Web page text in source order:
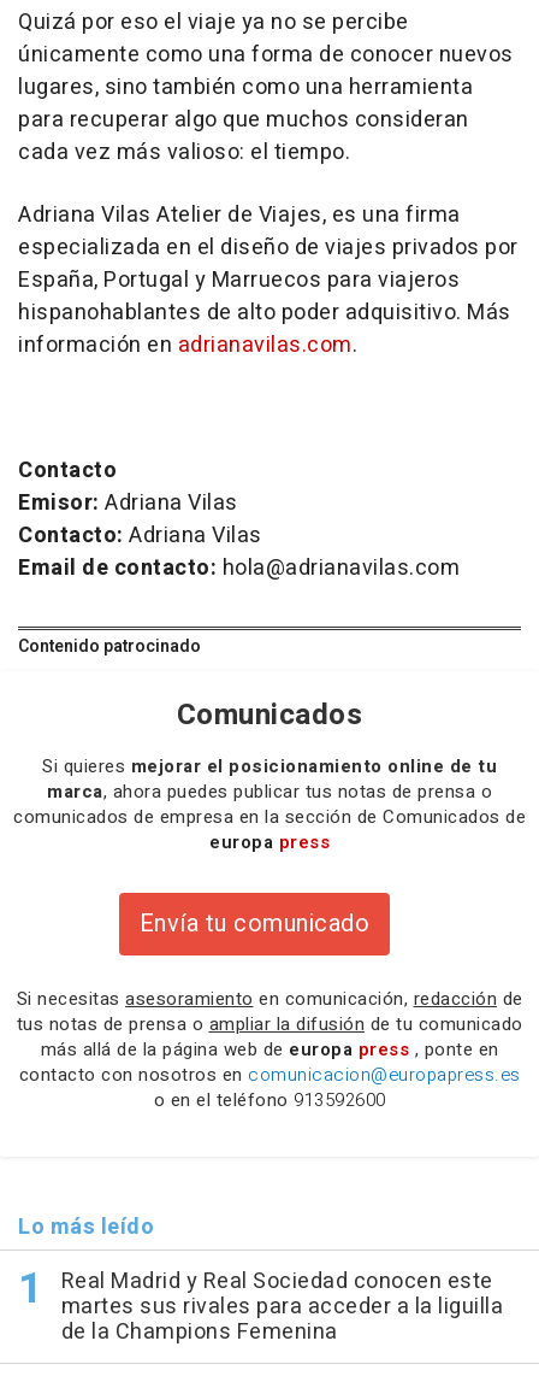
Quizá por eso el viaje ya no se percibe
únicamente como una forma de conocer nuevos
lugares, sino también como una herramienta
para recuperar algo que muchos consideran
cada vez más valioso: el tiempo.
Adriana Vilas Atelier de Viajes, es una firma
especializada en el diseño de viajes privados por
España, Portugal y Marruecos para viajeros
hispanohablantes de alto poder adquisitivo. Más
información en adrianavilas.com.
Contacto
Emisor: Adriana Vilas
Contacto: Adriana Vilas
Email de contacto: hola@adrianavilas.com
Contenido patrocinado
Comunicados
Si quieres mejorar el posicionamiento online de tu
marca, ahora puedes publicar tus notas de prensa o
comunicados de empresa en la sección de Comunicados de
europa press
Envía tu comunicado
Si necesitas asesoramiento en comunicación, redacción de
tus notas de prensa o ampliar la difusión de tu comunicado
más allá de la página web de europa press , ponte en
contacto con nosotros en comunicacion@europapress.es
o en el teléfono 913592600
Lo más leído
Real Madrid y Real Sociedad conocen este
martes sus rivales para acceder a la liguilla
de la Champions Femenina